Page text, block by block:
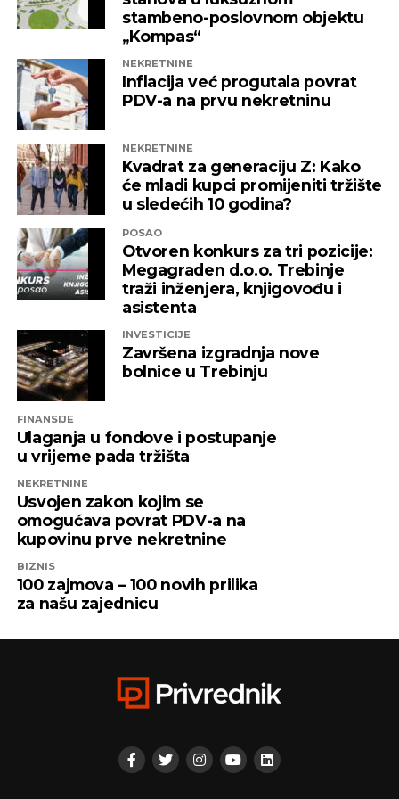
nadležne institucije da što prije pronađu
adekvatno rješenje kako ni jedna druga
domaća kompanija u budućnosti ne bi bila
izložena nezabilježenoj diskriminaciji”
saopšteno je iz “Invictusa”.
Kažu i da su sada izloženi potezima koji nemaju bilo
kakve veze sa normalnim poslovanjem i
poštovanjem zakonskih normi, a da ih relevantne
institucije kao savjesnog poslovnog subjekta nisu u
stanju zaštiti, zbog čega moraju priznati da je teško
pronaći adekvatniji odgovor koji ne bi uključivao
ozbiljnije rezove u samoj kompaniji.
Podsjetimo, 18. juna ove godine američka
uvela je sankcije nizu kompanija koje “čine mrežu
podrške predsjedniku Republike Srpske Miloradu
Dodiku”, a “Infinity International” se našao među
njima, skupa sa firmama “Infinity Media”, “Prointer
ITSS”, “Sirius 2010”, “Kaldera”, “K-2 Audio” u čijem je
vlasništvu Alternativna televizija, “Una World” u
čijem je vlasništvu bila “Una TV”.
Iz “Infinity-ja” su tada saopštili da će bez posla ostati
oko 800 ljudi, a spas su potražili u registrovanju
novih kompanija i promjenama vlasničke strukture,
pretvarajućći dotatašnje rukovodioce u vlasnike.
„Invictus“ su prije mjesec dana osnovali menadžeri
stambeno-poslovnom objektu
„Kompas“
NEKRETNINE
Inflacija već progutala povrat
PDV-a na prvu nekretninu
NEKRETNINE
Kvadrat za generaciju Z: Kako
će mladi kupci promijeniti tržište
u sledećih 10 godina?
POSAO
Otvoren konkurs za tri pozicije:
Megagraden d.o.o. Trebinje
traži inženjera, knjigovođu i
asistenta
INVESTICIJE
Završena izgradnja nove
bolnice u Trebinju
FINANSIJE
Ulaganja u fondove i postupanje
u vrijeme pada tržišta
NEKRETNINE
Usvojen zakon kojim se
omogućava povrat PDV-a na
kupovinu prve nekretnine
BIZNIS
100 zajmova – 100 novih prilika
za našu zajednicu